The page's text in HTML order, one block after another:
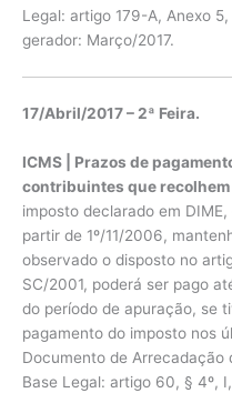
Legal: artigo 179-A, Anexo
gerador: Março/2017.
17/Abril/2017 – 2ª Feira.
ICMS | Prazos de
contribuintes que
imposto declarado em
partir de 1º/11/2006,
observado o disposto no
SC/2001, poderá ser pago
do período de apuração, se
pagamento do imposto nos
Documento de Arrecadação
Base Legal: artigo 60, § 4º,